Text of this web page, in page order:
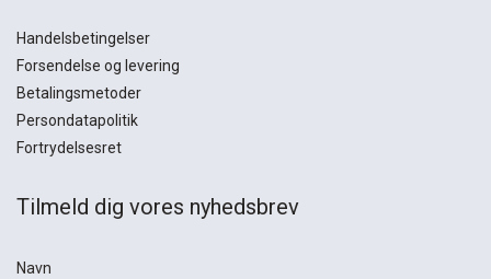
Handelsbetingelser
Forsendelse og levering
Betalingsmetoder
Persondatapolitik
Fortrydelsesret
Tilmeld dig vores nyhedsbrev